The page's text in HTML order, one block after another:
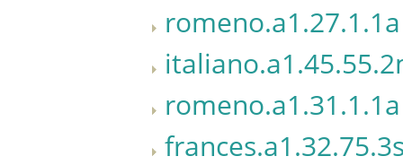
romeno.a1.27.1.1a
romeno.a1.31.1.1a